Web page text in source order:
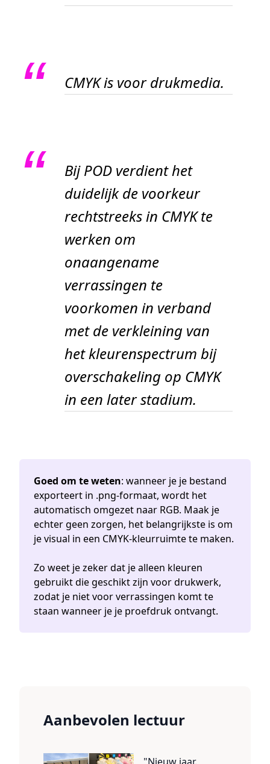
CMYK is voor drukmedia.
Bij POD verdient het
duidelijk de voorkeur
rechtstreeks in CMYK te
werken om
onaangename
verrassingen te
voorkomen in verband
met de verkleining van
het kleurenspectrum bij
overschakeling op CMYK
in een later stadium.
Goed om te weten: wanneer je je bestand
exporteert in .png-formaat, wordt het
automatisch omgezet naar RGB. Maak je
echter geen zorgen, het belangrijkste is om
je visual in een CMYK-kleurruimte te maken.
Zo weet je zeker dat je alleen kleuren
gebruikt die geschikt zijn voor drukwerk,
zodat je niet voor verrassingen komt te
staan wanneer je je proefdruk ontvangt.
Aanbevolen lectuur